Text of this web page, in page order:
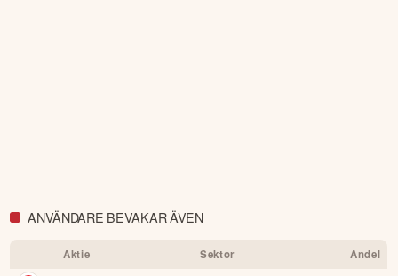
ANVÄNDARE BEVAKAR ÄVEN
Aktie Sektor Andel